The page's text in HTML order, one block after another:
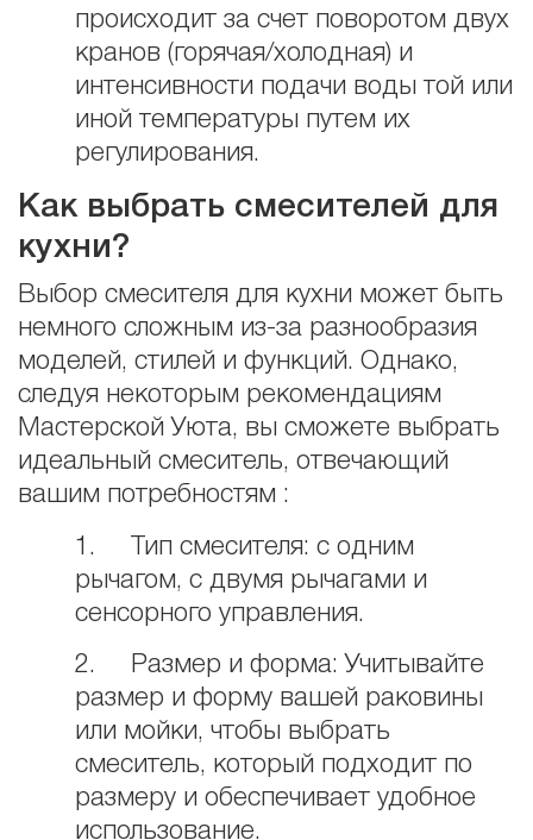
происходит за счет поворотом двух
кранов (горячая/холодная) и
интенсивности подачи воды той или
иной температуры путем их
регулирования.
Как выбрать смесителей для
кухни?
Выбор смесителя для кухни может быть
немного сложным из-за разнообразия
моделей, стилей и функций. Однако,
следуя некоторым рекомендациям
Мастерской Уюта, вы сможете выбрать
идеальный смеситель, отвечающий
вашим потребностям :
1. Тип смесителя: с одним
рычагом, с двумя рычагами и
сенсорного управления.
2. Размер и форма: Учитывайте
размер и форму вашей раковины
или мойки, чтобы выбрать
смеситель, который подходит по
размеру и обеспечивает удобное
использование.